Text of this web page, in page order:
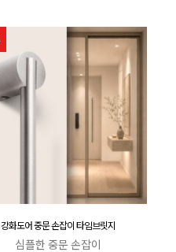
강화도어 중문 손잡이 타임브릿지
심플한 중문 손잡이